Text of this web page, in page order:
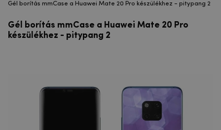
Gél borítás mmCase a Huawei Mate 20 Pro készülékhez - pitypang 2
Gél borítás mmCase a Huawei Mate 20 Pro
készülékhez - pitypang 2